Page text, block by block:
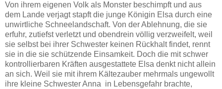
Von ihrem eigenen Volk als Monster beschimpft und aus
dem Lande verjagt stapft die junge Königin Elsa durch eine
unwirtliche Schneelandschaft. Von der Ablehnung, die sie
erfuhr, zutiefst verletzt und obendrein völlig verzweifelt, weil
sie selbst bei ihrer Schwester keinen Rückhalt findet, rennt
sie in die sie schützende Einsamkeit. Doch die mit schwer
kontrollierbaren Kräften ausgestattete Elsa denkt nicht allein
an sich. Weil sie mit ihrem Kältezauber mehrmals ungewollt
ihre kleine Schwester Anna in Lebensgefahr brachte,